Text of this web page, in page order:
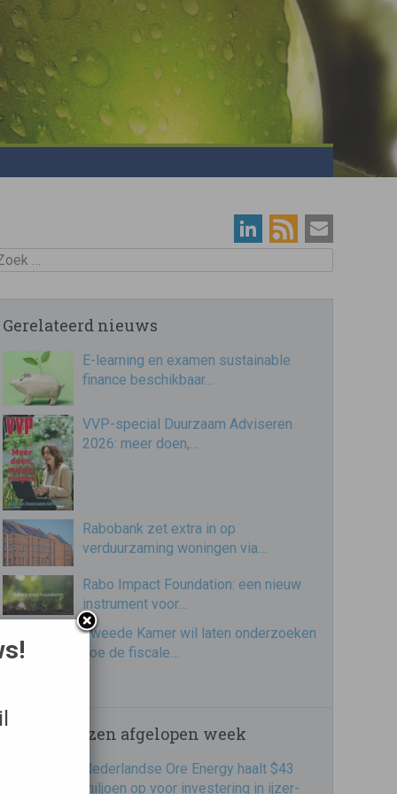
Gerelateerd nieuws
E-learning en examen sustainable
finance beschikbaar…
VVP-special Duurzaam Adviseren
2026: meer doen,…
Rabobank zet extra in op
verduurzaming woningen via…
Rabo Impact Foundation: een nieuw
instrument voor…
Tweede Kamer wil laten onderzoeken
hoe de fiscale…
Meest gelezen afgelopen week
Nederlandse Ore Energy haalt $43
miljoen op voor investering in ijzer-